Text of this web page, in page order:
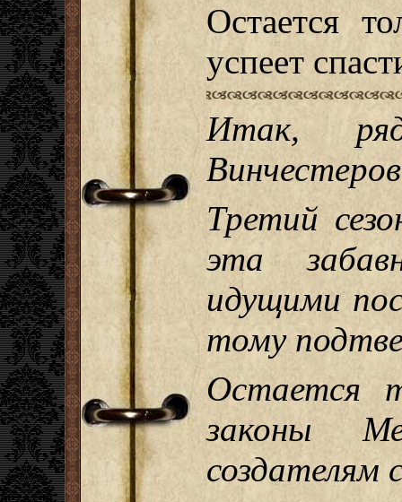
Остается
успеет
Итак,
Третий
эта
идущими
тому
Остается
законы
создателям